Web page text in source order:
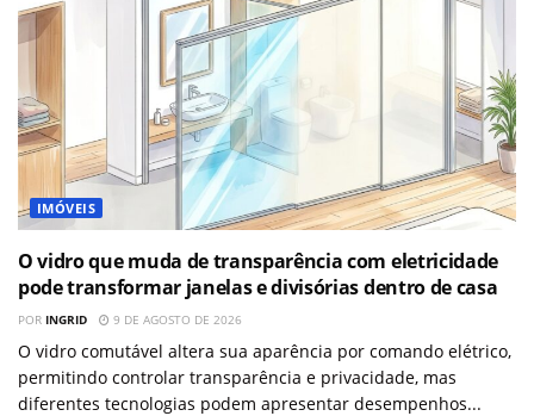
IMÓVEIS
O vidro que muda de transparência com eletricidade
pode transformar janelas e divisórias dentro de casa
POR INGRID 9 DE AGOSTO DE 2026
O vidro comutável altera sua aparência por comando elétrico,
permitindo controlar transparência e privacidade, mas
diferentes tecnologias podem apresentar desempenhos...